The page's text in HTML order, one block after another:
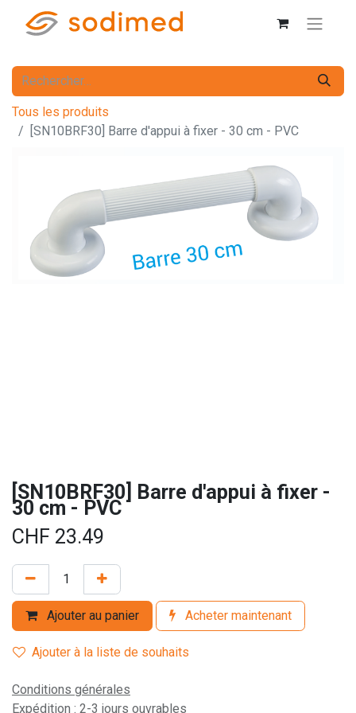
Tous les produits
[SN10BRF30] Barre d'appui à fixer - 30 cm - PVC
[SN10BRF30] Barre d'appui à fixer -
30 cm - PVC
CHF 23.49
Ajouter au panier Acheter maintenant
Ajouter à la liste de souhaits
Conditions générales
Expédition : 2-3 jours ouvrables